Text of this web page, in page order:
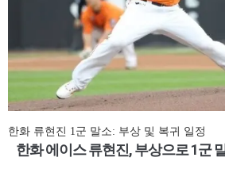
한화 류현진 1군 말소: 부상 및 복귀 일정
한화 에이스 류현진, 부상으로 1군